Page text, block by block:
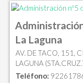
La Laguna
AV. DE TACO, 151,
LAGUNA
Teléfono: